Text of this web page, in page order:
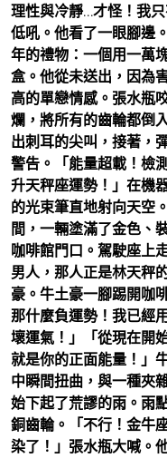
理性與冷靜…才怪！我
低吼。他看了一眼腳邊
年的禮物：一個用一萬
盒。他從未送出，因為
高的單戀情感。張水瓶
爛，將所有的齒輪都倒
出刺耳的尖叫，接著，
警告。「能量超載！檢
升天秤座運勢！」在機
的光束筆直地射向天空
間，一輛塗滿了金色、
咖啡館門口。駕駛座上
男人，那人正是林天秤
豪。牛土豪一腳踢開咖
那什麼負運勢！我已經
壞運氣！」「從現在開
就是你的正面能量！」
中瞬間扭曲，與一種夾
始下起了荒謬的雨。雨
銅齒輪。「不行！金牛
染了！」張水瓶大喊。